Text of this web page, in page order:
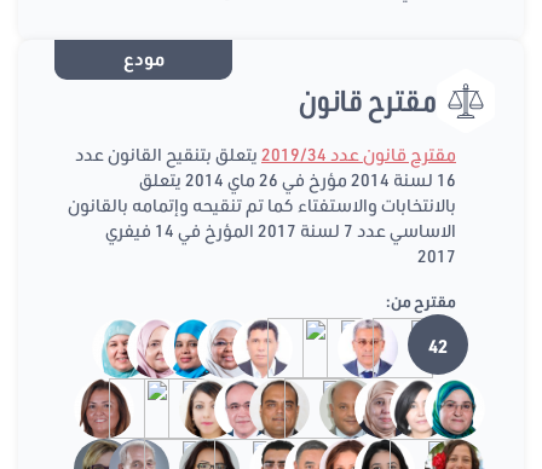
مودع
مقترح قانون
مقترح قانون عدد 2019/34
يتعلق بتنقيح القانون عدد
16 لسنة 2014 مؤرخ في 26 ماي 2014 يتعلق
بالانتخابات والاستفتاء كما تم تنقيحه وإتمامه بالقانون
الاساسي عدد 7 لسنة 2017 المؤرخ في 14 فيفري
2017
مقترح من:
42